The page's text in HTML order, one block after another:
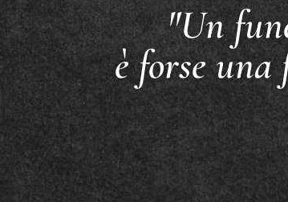
"Un
è forse